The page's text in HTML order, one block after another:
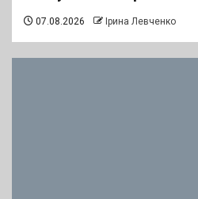
07.08.2026 Ірина Левченко